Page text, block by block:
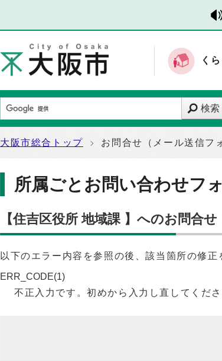
く
検索
大阪市総合トップ お問合せ（メール送信フ
所属ごとお問い合わせフ
【住吉区役所 地域課 】へのお問合せ
以下のエラー内容を参照の後、該当箇所の修正
ERR_CODE(1)
不正入力です。初めから入力し直してくださ